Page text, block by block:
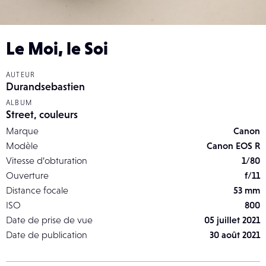
Le Moi, le Soi
AUTEUR
Durandsebastien
ALBUM
Street, couleurs
Marque
Canon
Modèle
Canon EOS R
Vitesse d’obturation
1/80
Ouverture
f/11
Distance focale
53 mm
ISO
800
Date de prise de vue
05 juillet 2021
Date de publication
30 août 2021